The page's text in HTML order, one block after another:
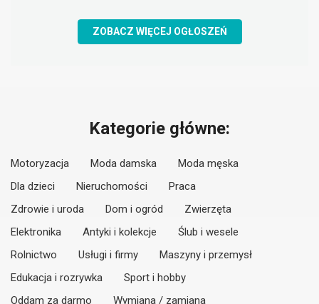
ZOBACZ WIĘCEJ OGŁOSZEŃ
Kategorie główne:
Motoryzacja Moda damska
Moda męska
Dla dzieci
Nieruchomości
Praca
Zdrowie i uroda
Dom i ogród
Zwierzęta
Elektronika
Antyki i kolekcje
Ślub i wesele
Rolnictwo
Usługi i firmy
Maszyny i przemysł
Edukacja i rozrywka
Sport i hobby
Oddam za darmo
Wymiana / zamiana